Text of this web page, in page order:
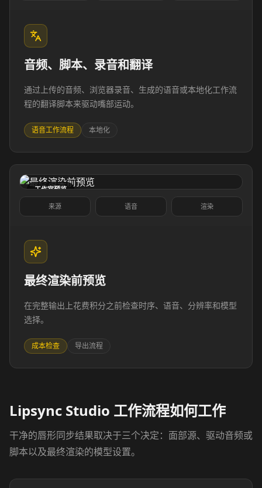
Baby 07
Baby 09 Baby 10
Doctor 01
Doctor 03
Doctor 05 Doctor 06
Doctor 07 Doctor 08
Teacher 01
Teacher 05
Teacher 07
Lawyer 01 Lawyer 02
Lawyer 03
Lawyer 05 Lawyer 06
音频、脚本、录音和翻译
通过上传的音频、浏览器录音、生成的语音或本地化工作流
程的翻译脚本来驱动嘴部运动。
语音工作流程 本地化
工作室预览
来源
语音 渲染
最终渲染前预览
在完整输出上花费积分之前检查时序、语音、分辨率和模型
选择。
成本检查 导出流程
Lipsync Studio 工作流程如何工作
干净的唇形同步结果取决于三个决定：面部源、驱动音频或
脚本以及最终渲染的模型设置。